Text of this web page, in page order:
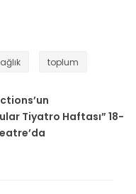
toplum
Tiyatro Haftası” 18-